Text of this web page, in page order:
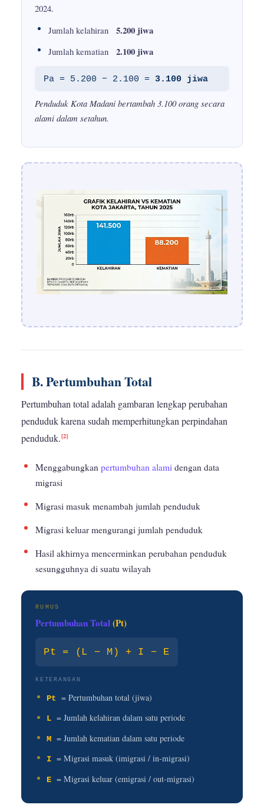
2024.
Jumlah kelahiran 5.200 jiwa
Jumlah kematian 2.100 jiwa
Pa = 5.200 − 2.100 = 3.100 jiwa
Penduduk Kota Madani bertambah 3.100 orang secara
alami dalam setahun.
B. Pertumbuhan Total
Pertumbuhan total adalah gambaran lengkap perubahan
penduduk karena sudah memperhitungkan perpindahan
penduduk.[2]
Menggabungkan pertumbuhan alami dengan data
migrasi
Migrasi masuk menambah jumlah penduduk
Migrasi keluar mengurangi jumlah penduduk
Hasil akhirnya mencerminkan perubahan penduduk
sesungguhnya di suatu wilayah
RUMUS
Pertumbuhan Total(Pt)
Pt = (L − M) + I − E
KETERANGAN
Pt = Pertumbuhan total (jiwa)
L = Jumlah kelahiran dalam satu periode
M = Jumlah kematian dalam satu periode
I = Migrasi masuk (imigrasi / in-migrasi)
E = Migrasi keluar (emigrasi / out-migrasi)